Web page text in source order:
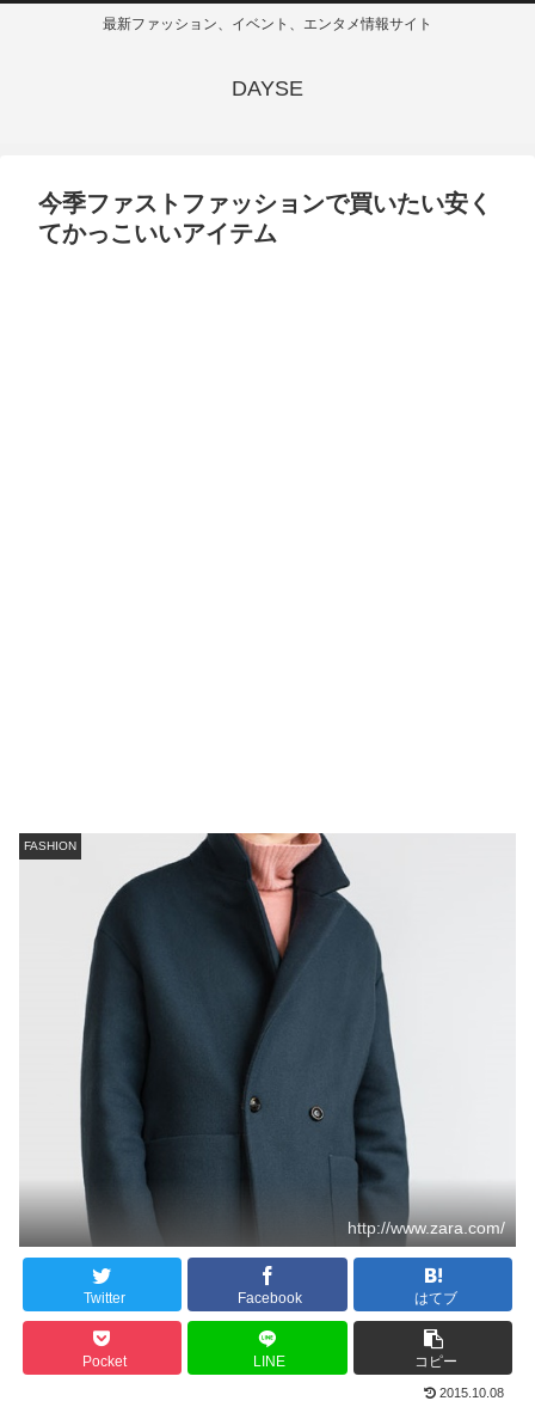
最新ファッション、イベント、エンタメ情報サイト
DAYSE
今季ファストファッションで買いたい安く
てかっこいいアイテム
FASHION
http://www.zara.com/
Twitter Facebook はてブ
Pocket LINE コピー
2015.10.08